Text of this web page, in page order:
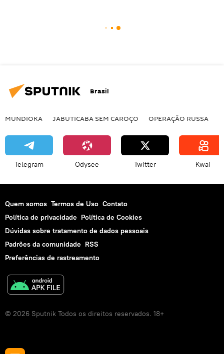
Brasil
MUNDIOKA JABUTICABA SEM CAROÇO OPERAÇÃO RUSSA
Telegram Odysee Twitter Kwai
Quem somos Termos de Uso Contato
Política de privacidade Política de Cookies
Dúvidas sobre tratamento de dados pessoais
Padrões da comunidade RSS
Preferências de rastreamento
© 2026 Sputnik Todos os direitos reservados. 18+